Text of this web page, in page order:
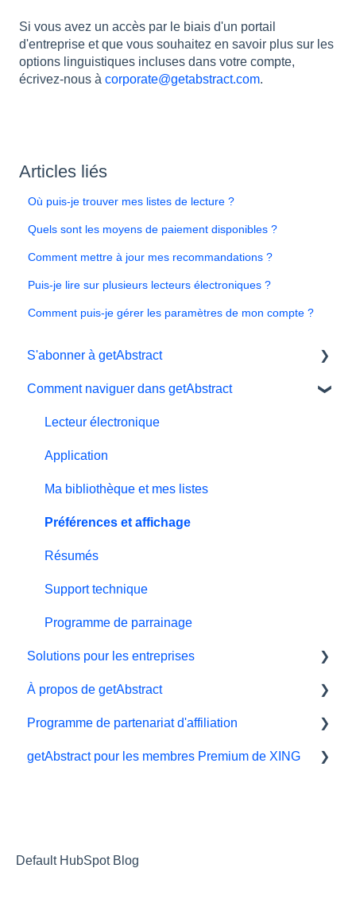
Si vous avez un accès par le biais d'un portail
d'entreprise et que vous souhaitez en savoir plus sur les
options linguistiques incluses dans votre compte,
écrivez-nous à corporate@getabstract.com.
Articles liés
Où puis-je trouver mes listes de lecture ?
Quels sont les moyens de paiement disponibles ?
Comment mettre à jour mes recommandations ?
Puis-je lire sur plusieurs lecteurs électroniques ?
Comment puis-je gérer les paramètres de mon compte ?
S'abonner à getAbstract
Sbonnements
Données personnelles et préférences
Essai gratuit
#NextGenLeaders - plans d'études
Facturation et paiements
Offrir le cadeau de la connaissance
Comment naviguer dans getAbstract
Lecteur électronique
Application
Ma bibliothèque et mes listes
Préférences et affichage
Résumés
Support technique
Programme de parrainage
Solutions pour les entreprises
Outils d'apprentissage
Intégration getAbstract
Plan Teams
À propos de getAbstract
Résumés et éditorial
Nous contacter
Partnering with us
Programme de partenariat d'affiliation
Affiliés et impact
getAbstract pour les membres Premium de XING
Default HubSpot Blog